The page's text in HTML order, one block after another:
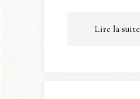
Lire la suite